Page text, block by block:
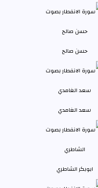
حسن صالح
سعد الغامدي
ابوبكر الشاطري